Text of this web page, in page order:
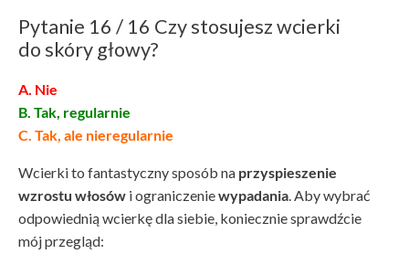
Pytanie 16 / 16 Czy stosujesz wcierki
do skóry głowy?
A. Nie
B. Tak, regularnie
C. Tak, ale nieregularnie
Wcierki to fantastyczny sposób na przyspieszenie
wzrostu włosów i ograniczeniewypadania. Aby wybrać
odpowiednią wcierkę dla siebie, koniecznie sprawdźcie
mój przegląd: